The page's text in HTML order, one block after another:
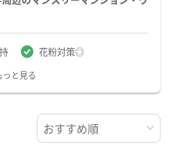
花粉対策◎
っと見る